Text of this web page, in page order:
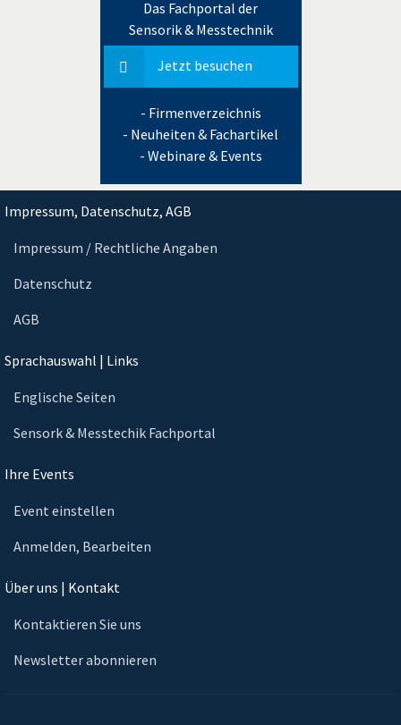
Das Fachportal der
Sensorik & Messtechnik
Jetzt besuchen
- Firmenverzeichnis
- Neuheiten & Fachartikel
- Webinare & Events
Impressum, Datenschutz, AGB
Impressum / Rechtliche Angaben
Datenschutz
AGB
Sprachauswahl | Links
Englische Seiten
Sensork & Messtechik Fachportal
Ihre Events
Event einstellen
Anmelden, Bearbeiten
Über uns | Kontakt
Kontaktieren Sie uns
Newsletter abonnieren